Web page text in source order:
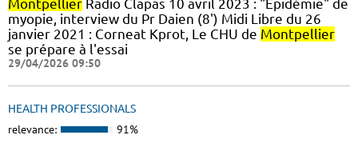
Montpellier Radio Clapas 10 avril 2023 : "Epidémie" de
myopie, interview du Pr Daien (8') Midi Libre du 26
janvier 2021 : Corneat Kprot, Le CHU de Montpellier
se prépare à l'essai
29/04/2026 09:50
HEALTH PROFESSIONALS
relevance: 91%